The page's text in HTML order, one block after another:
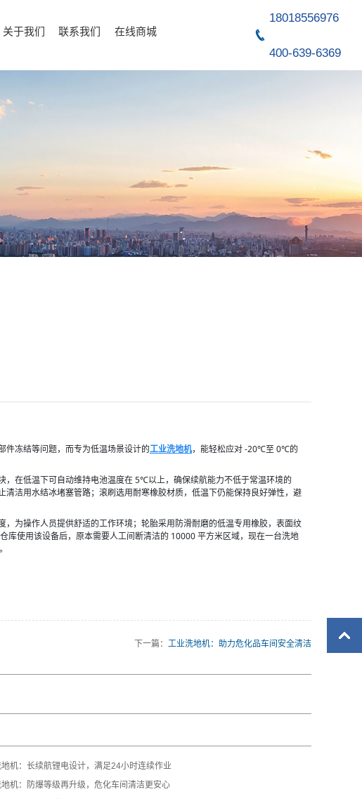
关于我们 联系我们 在线商城
18018556976
400-639-6369
件冻结等问题，而专为低温场景设计的工业洗地机，能轻松应对 -20℃至 0℃的
在低温下可自动维持电池温度在 5℃以上，确保续航能力不低于常温环境的
洁用水结冰堵塞管路；滚刷选用耐寒橡胶材质，低温下仍能保持良好弹性，避
为操作人员提供舒适的工作环境；轮胎采用防滑耐磨的低温专用橡胶，表面纹
使用该设备后，原本需要人工间断清洁的 10000 平方米区域，现在一台洗地
下一篇： 工业洗地机：助力危化品车间安全清洁
机：长续航锂电设计，满足24小时连续作业
机：防爆等级再升级，危化车间清洁更安心